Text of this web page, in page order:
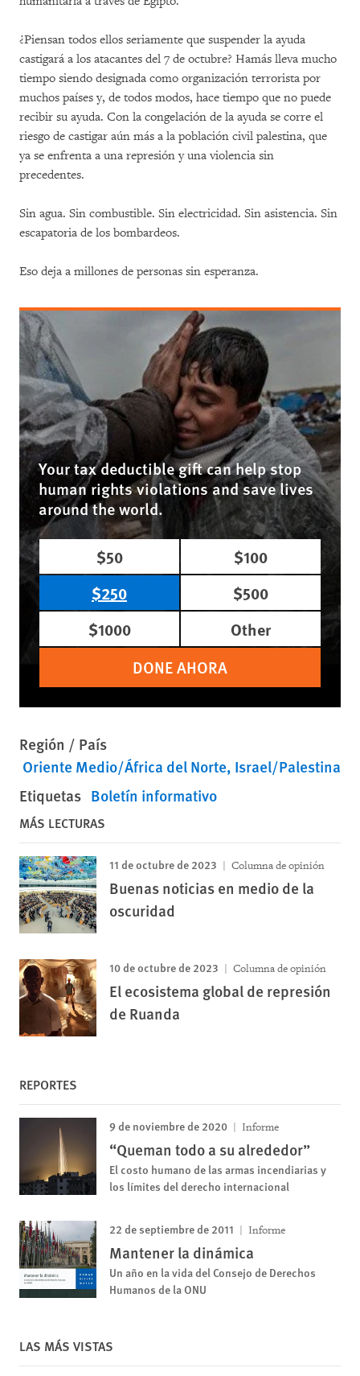
¿Piensan todos ellos seriamente que suspender la ayuda
castigará a los atacantes del 7 de octubre? Hamás lleva mucho
tiempo siendo designada como organización terrorista por
muchos países y, de todos modos, hace tiempo que no puede
recibir su ayuda. Con la congelación de la ayuda se corre el
riesgo de castigar aún más a la población civil palestina, que
ya se enfrenta a una represión y una violencia sin
precedentes.
Sin agua. Sin combustible. Sin electricidad. Sin asistencia. Sin
escapatoria de los bombardeos.
Eso deja a millones de personas sin esperanza.
Your tax deductible gift can help stop
human rights violations and save lives
around the world.
$50
$100
$250
$500
$1000
Other
DONE AHORA
Región / País
Oriente Medio/África del Norte Israel/Palestina
Etiquetas Boletín informativo
MÁS LECTURAS
11 de octubre de 2023 Columna de opinión
Buenas noticias en medio de la
oscuridad
10 de octubre de 2023 Columna de opinión
El ecosistema global de represión
de Ruanda
REPORTES
9 de noviembre de 2020 Informe
“Queman todo a su alrededor”
El costo humano de las armas incendiarias y
los límites del derecho internacional
22 de septiembre de 2011 Informe
Mantener la dinámica
Un año en la vida del Consejo de Derechos
Humanos de la ONU
LAS MÁS VISTAS